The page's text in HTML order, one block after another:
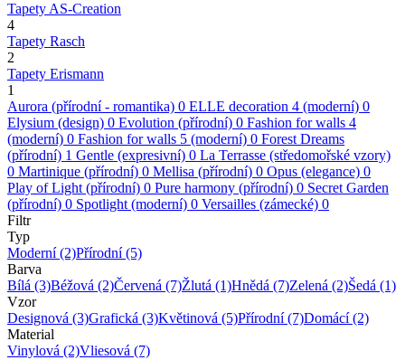
Tapety AS-Creation
4
Tapety Rasch
2
Tapety Erismann
1
Aurora (přírodní - romantika) 0 ELLE decoration 4 (moderní) 0
Elysium (design) 0 Evolution (přírodní) 0 Fashion for walls 4
(moderní) 0 Fashion for walls 5 (moderní) 0 Forest Dreams
(přírodní) 1 Gentle (expresivní) 0 La Terrasse (středomořské vzory)
0 Martinique (přírodní) 0 Mellisa (přírodní) 0 Opus (elegance) 0
Play of Light (přírodní) 0 Pure harmony (přírodní) 0 Secret Garden
(přírodní) 0 Spotlight (moderní) 0 Versailles (zámecké) 0
Filtr
Typ
Moderní(2)Přírodní(5)
Barva
Bílá (3)Béžová (2)Červená (7)Žlutá (1)Hnědá (7)Zelená (2)Šedá (1)
Vzor
Designová (3)Grafická (3)Květinová (5)Přírodní(7)Domácí(2)
Material
Vinylová (2)Vliesová (7)